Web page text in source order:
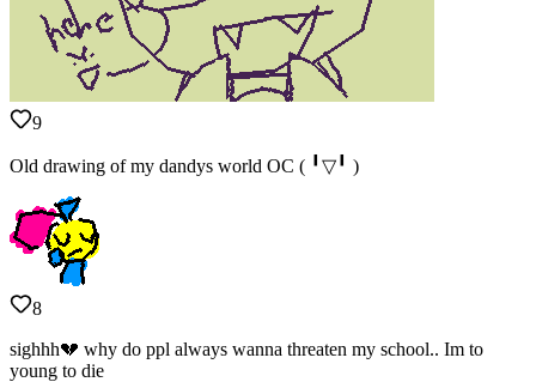
9
Old drawing of my dandys world OC ( ╹▽╹ )
8
sighhh💔 why do ppl always wanna threaten my school.. Im to
young to die